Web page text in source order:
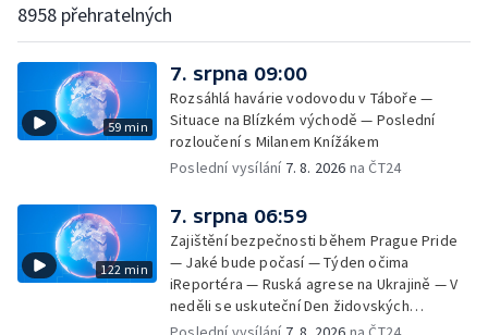
8958 přehratelných
59 min
7. srpna 09:00
Rozsáhlá havárie vodovodu v Táboře —
Situace na Blízkém východě — Poslední
rozloučení s Milanem Knížákem
Poslední vysílání 7. 8. 2026 na ČT24
122 min
7. srpna 06:59
Zajištění bezpečnosti během Prague Pride
— Jaké bude počasí — Týden očima
iReportéra — Ruská agrese na Ukrajině — V
neděli se uskuteční Den židovských
památek — Vila Tugendhat slaví 25 let na